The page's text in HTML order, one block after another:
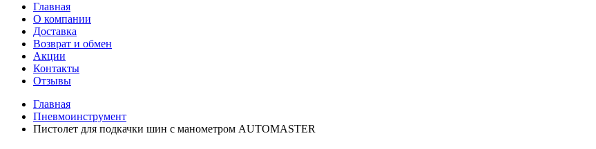
Главная
О компании
Доставка
Возврат и обмен
Акции
Контакты
Отзывы
Главная
Пневмоинструмент
Пистолет для подкачки шин с манометром AUTOMASTER